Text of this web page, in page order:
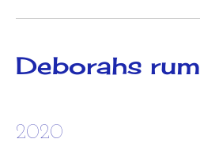
Deborahs rum
2020